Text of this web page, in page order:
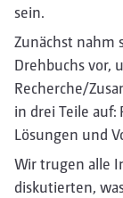
sein.
Zunächst nahm
Drehbuchs vor,
Recherche/
in drei Teile auf:
Lösungen und
Wir trugen alle
diskutierten,